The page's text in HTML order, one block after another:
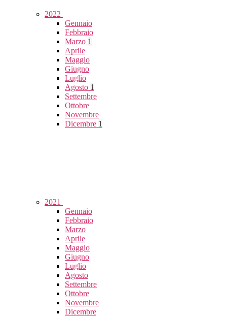
2022
Gennaio
Febbraio
Marzo 1
Aprile
Maggio
Giugno
Luglio
Agosto 1
Settembre
Ottobre
Novembre
Dicembre 1
2021
Gennaio
Febbraio
Marzo
Aprile
Maggio
Giugno
Luglio
Agosto
Settembre
Ottobre
Novembre
Dicembre